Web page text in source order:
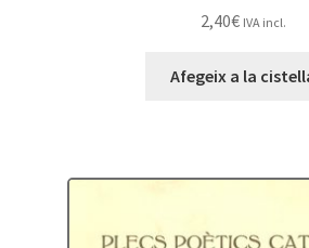
2,40€ IVA incl.
Afegeix a la